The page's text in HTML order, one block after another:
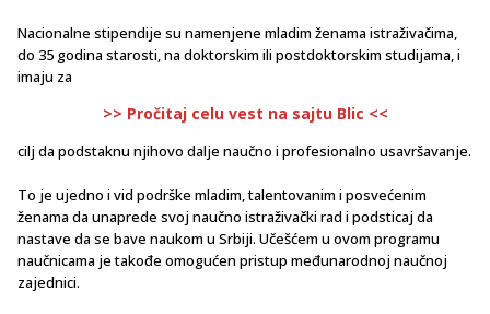
Nacionalne stipendije su namenjene mladim ženama istraživačima,
do 35 godina starosti, na doktorskim ili postdoktorskim studijama, i
imaju za
>> Pročitaj celu vest na sajtu Blic <<
cilj da podstaknu njihovo dalje naučno i profesionalno usavršavanje.
To je ujedno i vid podrške mladim, talentovanim i posvećenim
ženama da unaprede svoj naučno istraživački rad i podsticaj da
nastave da se bave naukom u Srbiji. Učešćem u ovom programu
naučnicama je takođe omogućen pristup međunarodnoj naučnoj
zajednici.